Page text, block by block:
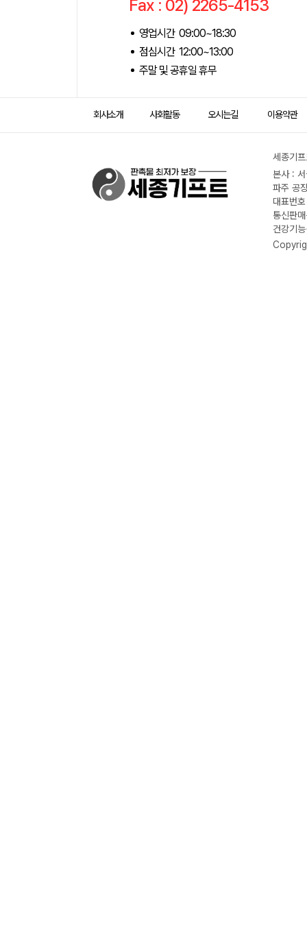
Fax : 02) 2265-4153
영업시간 09:00~18:30
점심시간 12:00~13:00
주말 및 공휴일 휴무
회사소개 사회활동 오시는길 이용약관
세종기
본사 :
파주 공
대표번
통신판
건강기